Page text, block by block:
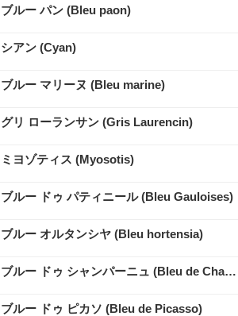
ブルー パン (Bleu paon)
シアン (Cyan)
ブルー マリーヌ (Bleu marine)
グリ ローランサン (Gris Laurencin)
ミヨゾティス (Myosotis)
ブルー ドゥ パティニール (Bleu Gauloises)
ブルー オルタンシヤ (Bleu hortensia)
ブルー ドゥ シャンパーニュ (Bleu de Champaigne)
ブルー ドゥ ピカソ (Bleu de Picasso)